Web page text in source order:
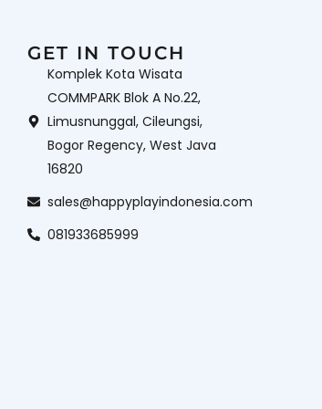
GET IN TOUCH
Komplek Kota Wisata
COMMPARK Blok A No.22,
Limusnunggal, Cileungsi,
Bogor Regency, West Java
16820
sales@happyplayindonesia.com
081933685999